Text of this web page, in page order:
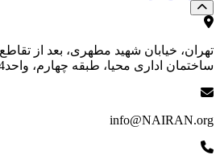
ساختمان اداری محیا، طبقه چهارم، واحد4
info@NAIRAN.org